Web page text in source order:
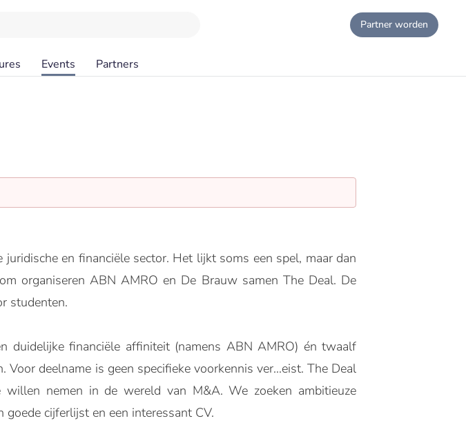
Partner worden
Events Partners
en financiële sector. Het lijkt soms een spel, maar dan
organiseren ABN AMRO en De Brauw samen The Deal. De
studenten.
duidelijke financiële affiniteit (namens ABN AMRO) én twaalf
deelname is geen specifieke voorkennis ver...eist. The Deal
nemen in de wereld van M&A. We zoeken ambitieuze
cijferlijst en een interessant CV.